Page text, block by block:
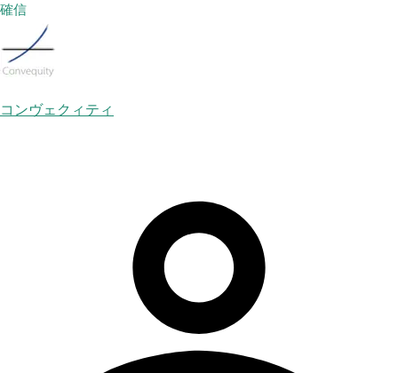
確信
コンヴェクィティ